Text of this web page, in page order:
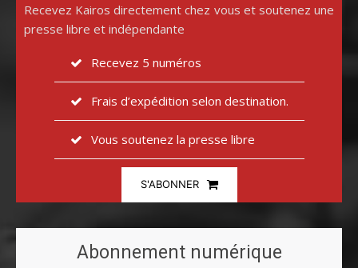
Recevez Kairos directement chez vous et soutenez une
presse libre et indépendante
Recevez 5 numéros
Frais d’expédition selon destination.
Vous soutenez la presse libre
S'ABONNER
Abonnement numérique